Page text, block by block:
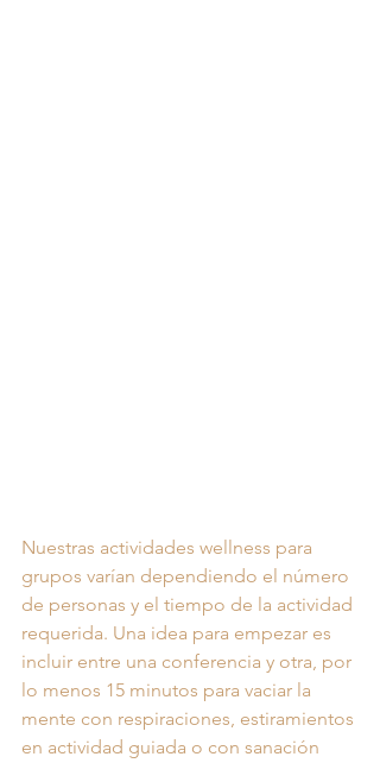
Nuestras actividades wellness para
grupos varían dependiendo el número
de personas y el tiempo de la actividad
requerida. Una idea para empezar es
incluir entre una conferencia y otra, por
lo menos 15 minutos para vaciar la
mente con respiraciones, estiramientos
en actividad guiada o con sanación